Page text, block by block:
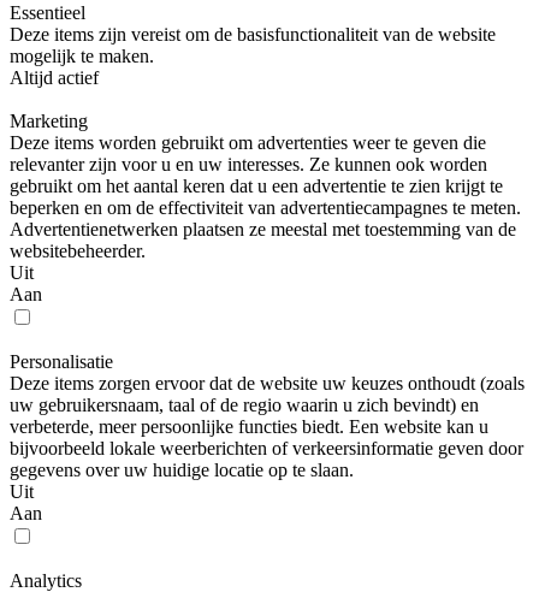
Essentieel
Deze items zijn vereist om de basisfunctionaliteit van de website
mogelijk te maken.
Altijd actief
Marketing
Deze items worden gebruikt om advertenties weer te geven die
relevanter zijn voor u en uw interesses. Ze kunnen ook worden
gebruikt om het aantal keren dat u een advertentie te zien krijgt te
beperken en om de effectiviteit van advertentiecampagnes te meten.
Advertentienetwerken plaatsen ze meestal met toestemming van de
websitebeheerder.
Uit
Aan
Personalisatie
Deze items zorgen ervoor dat de website uw keuzes onthoudt (zoals
uw gebruikersnaam, taal of de regio waarin u zich bevindt) en
verbeterde, meer persoonlijke functies biedt. Een website kan u
bijvoorbeeld lokale weerberichten of verkeersinformatie geven door
gegevens over uw huidige locatie op te slaan.
Uit
Aan
Analytics